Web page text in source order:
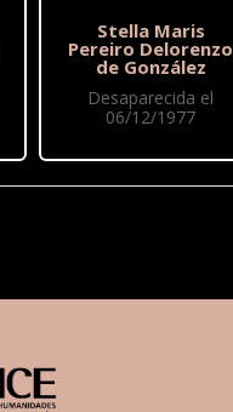
Stella Maris
Pereiro Delorenzo
de González
Desaparecida el
06/12/1977